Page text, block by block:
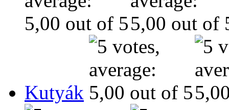
Kutyák